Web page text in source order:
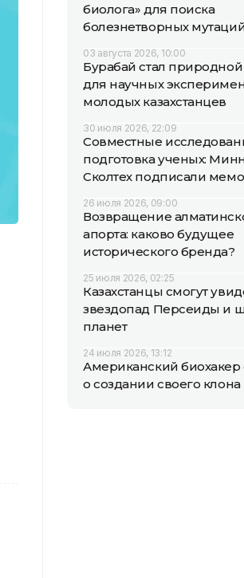
биолога» для поиска
болезнетворных
03 августа 2026, 10:00
Бурабай стал
для научных
молодых казахстанцев
30 июля 2026, 22:09
Совместные
подготовка ученых:
Сколтех подписали
26 июля 2026, 09:00
Возвращение
апорта: каково будущее
исторического бренда?
25 июля 2026, 02:25
Казахстанцы смогут
звездопад Персеиды и
планет
24 июля 2026, 13:12
Американский биохакер
о создании своего клона